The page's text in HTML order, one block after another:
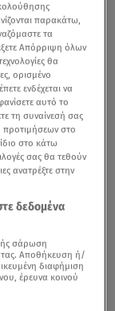
παρακάτω,
τα
Απόρριψη όλων
θα
ορισμένο
ενδέχεται να
αυτό το
τη συναίνεσή σας
προτιμήσεων στο
στο κάτω
σας θα τεθούν
ανατρέξτε στην
δεδομένα
σάρωση
Αποθήκευση ή/
διαφήμιση
έρευνα κοινού